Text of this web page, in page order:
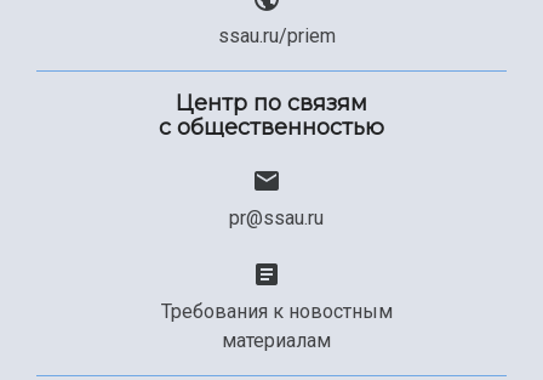
ssau.ru/priem
Центр по связям
с общественностью
pr@ssau.ru
Требования к новостным
материалам